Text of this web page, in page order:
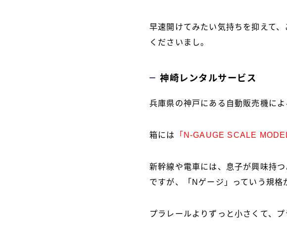
早速開けてみたい気持ちを抑えて
くださいまし。
神崎レンタルサービス
兵庫県の神戸にある自動販売機に
箱には 「N-GAUGE SCALE
新幹線や電車には、息子が興味持
ですが、「Nゲージ」っていう規
プラレールよりずっと小さくて、